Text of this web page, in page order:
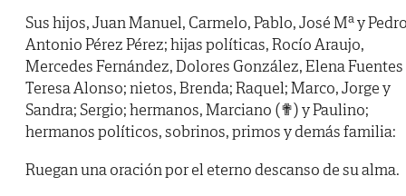
Sus hijos, Juan Manuel, Carmelo, Pablo, José Mª y
Antonio Pérez Pérez; hijas políticas, Rocío Araujo,
Mercedes Fernández, Dolores González, Elena Fuentes
Teresa Alonso; nietos, Brenda; Raquel; Marco, Jorge y
Sandra; Sergio; hermanos, Marciano (✟) y Paulino;
hermanos políticos, sobrinos, primos y demás familia:
Ruegan una oración por el eterno descanso de su alma.